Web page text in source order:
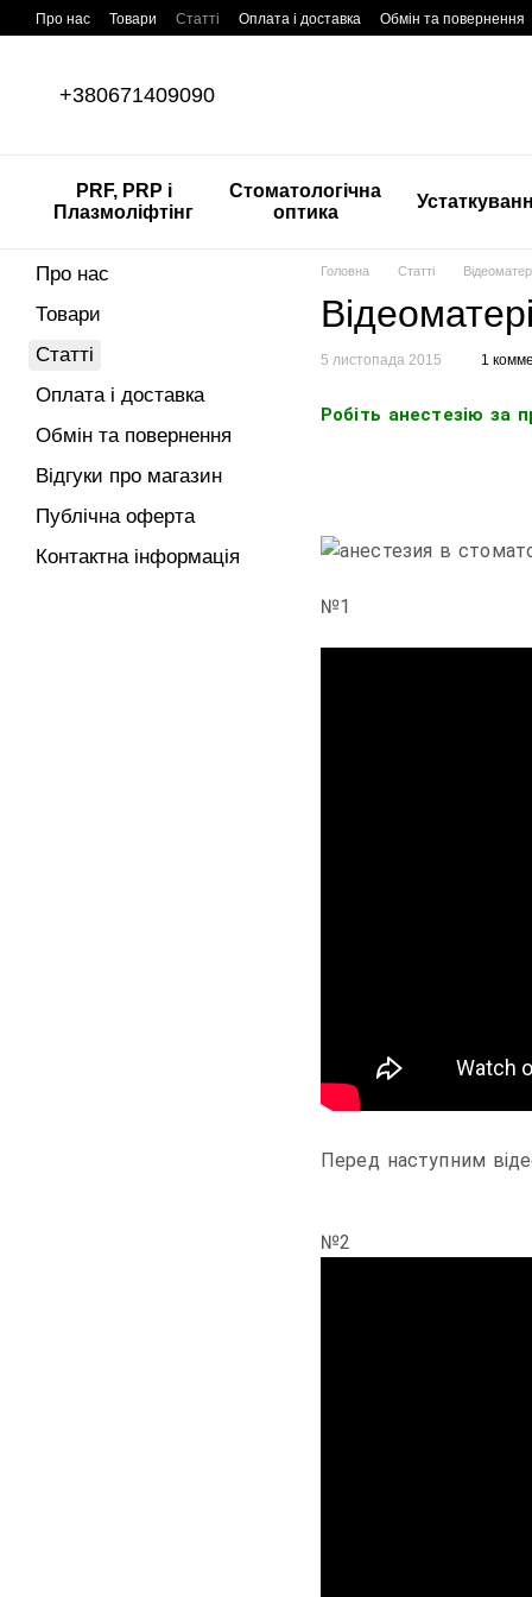
Перейти до основного контенту
Про нас Товари Статті Оплата і доставка Обмін та повернення
+380671409090
PRF, PRP і
Плазмоліфтінг
Стоматологічна
оптика
Головна Статті
5 листопада 2015 1
Робіть анестезію за
№1
Перед наступним
№2
Про нас
Товари
Статті
Оплата і доставка
Обмін та повернення
Відгуки про магазин
Публічна оферта
Контактна інформація